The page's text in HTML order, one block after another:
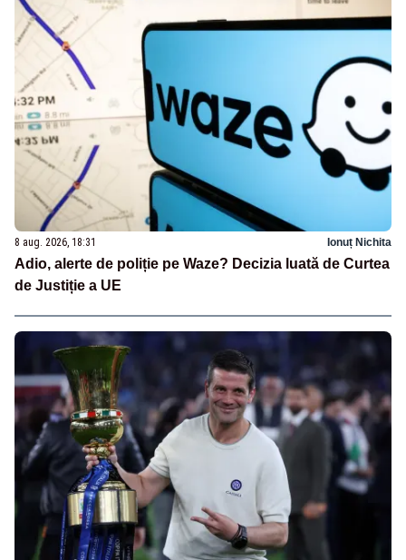
8 aug. 2026, 18:31 Ionuț Nichita
Adio, alerte de poliție pe Waze? Decizia luată de Curtea
de Justiție a UE